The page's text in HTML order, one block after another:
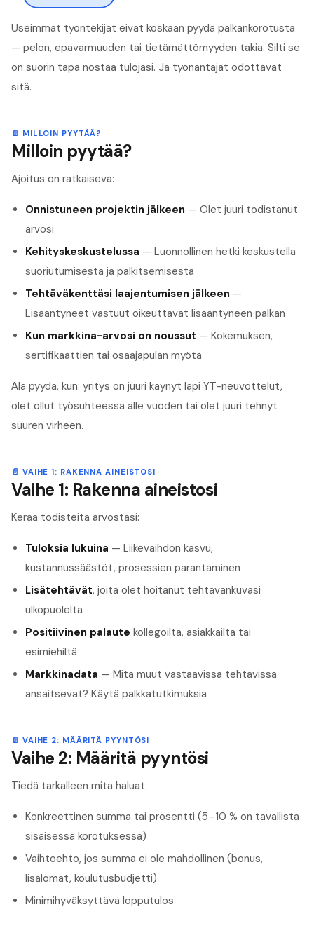
Useimmat työntekijät eivät koskaan pyydä palkankorotusta
— pelon, epävarmuuden tai tietämättömyyden takia. Silti se
on suorin tapa nostaa tulojasi. Ja työnantajat odottavat
sitä.
📄 MILLOIN PYYTÄÄ?
Milloin pyytää?
Ajoitus on ratkaiseva:
Onnistuneen projektin jälkeen — Olet juuri todistanut
arvosi
Kehityskeskustelussa — Luonnollinen hetki keskustella
suoriutumisesta ja palkitsemisesta
Tehtäväkenttäsi laajentumisen jälkeen —
Lisääntyneet vastuut oikeuttavat lisääntyneen palkan
Kun markkina-arvosi on noussut — Kokemuksen,
sertifikaattien tai osaajapulan myötä
Älä pyydä, kun: yritys on juuri käynyt läpi YT-neuvottelut,
olet ollut työsuhteessa alle vuoden tai olet juuri tehnyt
suuren virheen.
📄 VAIHE 1: RAKENNA AINEISTOSI
Vaihe 1: Rakenna aineistosi
Kerää todisteita arvostasi:
Tuloksia lukuina — Liikevaihdon kasvu,
kustannussäästöt, prosessien parantaminen
Lisätehtävät, joita olet hoitanut tehtävänkuvasi
ulkopuolelta
Positiivinen palaute kollegoilta, asiakkailta tai
esimiehiltä
Markkinadata — Mitä muut vastaavissa tehtävissä
ansaitsevat? Käytä palkkatutkimuksia
📄 VAIHE 2: MÄÄRITÄ PYYNTÖSI
Vaihe 2: Määritä pyyntösi
Tiedä tarkalleen mitä haluat:
Konkreettinen summa tai prosentti (5–10 % on tavallista
sisäisessä korotuksessa)
Vaihtoehto, jos summa ei ole mahdollinen (bonus,
lisälomat, koulutusbudjetti)
Minimihyväksyttävä lopputulos